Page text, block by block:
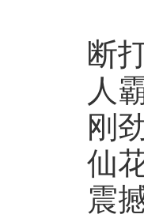
为
断
人
刚
仙
震